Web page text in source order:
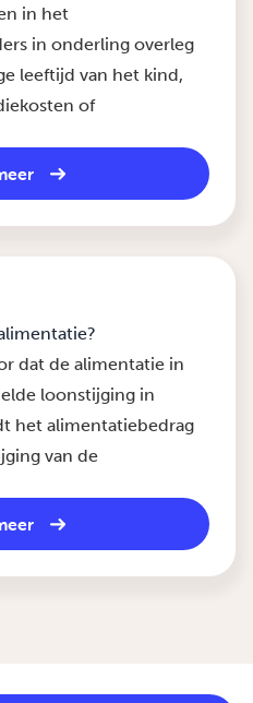
in het
in onderling overleg
leeftijd van het kind,
of
dat de alimentatie in
loonstijging in
het alimentatiebedrag
van de